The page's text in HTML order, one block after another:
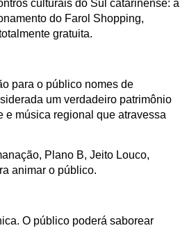
culturais do Sul catarinense: a
do Farol Shopping,
gratuita.
para o público nomes de
um verdadeiro patrimônio
e música regional que atravessa
Plano B, Jeito Louco,
animar o público.
O público poderá saborear